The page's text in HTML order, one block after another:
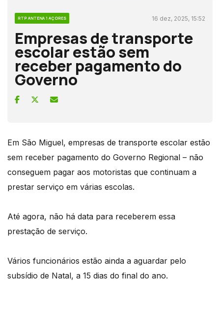
RTP ANTENA 1 AÇORES 16 dez, 2025, 15:52
Empresas de transporte
escolar estão sem
receber pagamento do
Governo
Em São Miguel, empresas de transporte escolar estão
sem receber pagamento do Governo Regional – não
conseguem pagar aos motoristas que continuam a
prestar serviço em várias escolas.
Até agora, não há data para receberem essa
prestação de serviço.
Vários funcionários estão ainda a aguardar pelo
subsídio de Natal, a 15 dias do final do ano.